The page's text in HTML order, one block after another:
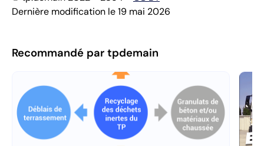
Dernière modification le 19 mai 2026
Recommandé par tpdemain